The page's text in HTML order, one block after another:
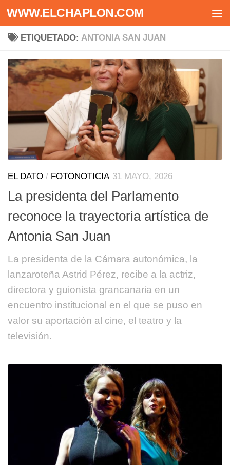
Saltar al contenido
WWW.ELCHAPLON.COM
ETIQUETADO: ANTONIA SAN JUAN
EL DATO / FOTONOTICIA 31 MAYO, 2026
La presidenta del Parlamento
reconoce la trayectoria artística de
Antonia San Juan
La presidenta de la Cámara autonómica, la
lanzaroteña Astrid Pérez, recibe a la actriz,
directora y guionista grancanaria en un
encuentro institucional en el que se puso en
valor su aportación al cine, el teatro y la
televisión.